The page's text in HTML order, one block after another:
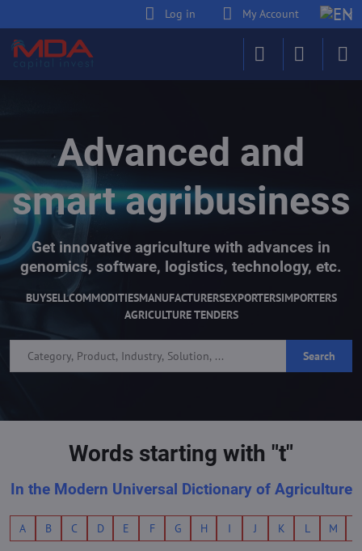
Log in My Account
Advanced and
smart agribusiness
Get innovative agriculture with advances in
genomics, software, logistics, technology, etc.
BUYSELLCOMMODITIESMANUFACTURERSEXPORTERSIMPORTERS
AGRICULTURE TENDERS
Search
Words starting with "t"
In the Modern Universal Dictionary of Agriculture
A B C D E F G H I J K L M